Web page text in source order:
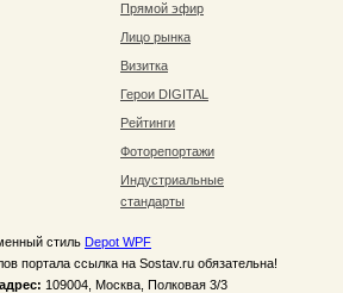
Прямой эфир
Лицо рынка
Визитка
Герои DIGITAL
Рейтинги
Фоторепортажи
Индустриальные
стандарты
стиль Depot WPF
портала ссылка на Sostav.ru обязательна!
адрес: 109004, Москва, Полковая 3/3